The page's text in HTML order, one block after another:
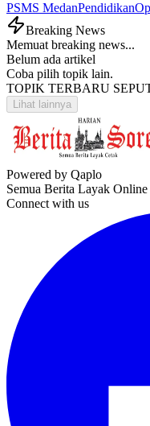
PSMS MedanPendidikan
Breaking News
Memuat breaking news...
Belum ada artikel
Coba pilih topik lain.
TOPIK TERBARU
Lihat lainnya
Powered by Qaplo
Semua Berita Layak Online
Connect with us